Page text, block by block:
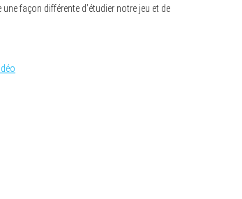
façon différente d’étudier notre jeu et de